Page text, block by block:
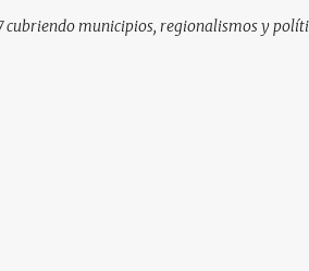
cubriendo municipios, regionalismos y